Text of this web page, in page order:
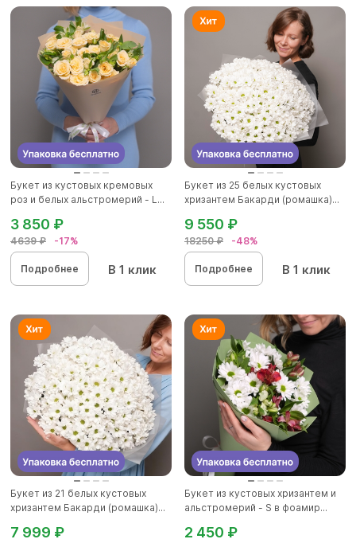
Букет из кустовых кремовых
роз и белых альстромерий - L...
4639 ₽ -17%
3 850 ₽
Подробнее В 1 клик
Букет из 25 белых кустовых
хризантем Бакарди (ромашка)...
18250 ₽ -48%
9 550 ₽
Подробнее В 1 клик
Букет из 21 белых кустовых
хризантем Бакарди (ромашка)...
7 999 ₽
Букет из кустовых хризантем и
альстромерий - S в фоамир...
2 450 ₽